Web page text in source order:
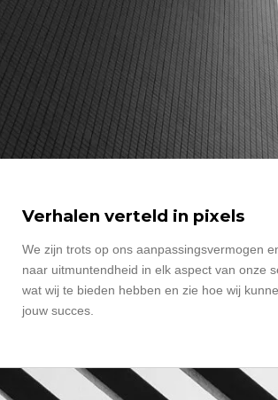
Verhalen verteld in pixels
We zijn trots op ons aanpassingsvermogen
naar uitmuntendheid in elk aspect van onze
wat wij te bieden hebben en zie hoe wij
jouw succes.